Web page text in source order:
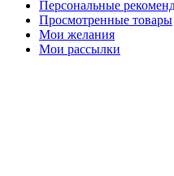
Персональные
Просмотренные товары
Мои желания
Мои рассылки